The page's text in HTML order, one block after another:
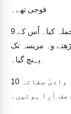
فوجی تھے۔
9
بڑھتے بڑھتے وہ مریسہ تک
پہنچ گیا۔
10
آرا ہوئیں۔